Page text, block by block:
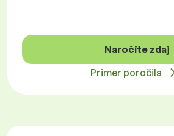
Naročite zdaj
Primer poročila